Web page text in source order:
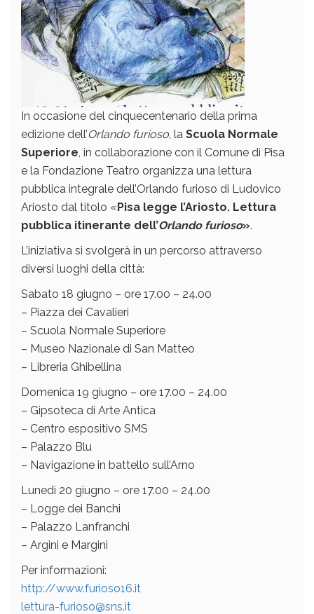
In occasione del cinquecentenario della prima
edizione dell’Orlando furioso, la Scuola Normale
Superiore, in collaborazione con il Comune di Pisa
e la Fondazione Teatro organizza una lettura
pubblica integrale dell’Orlando furioso di Ludovico
Ariosto dal titolo «Pisa legge l’Ariosto. Lettura
pubblica itinerante dell’Orlando furioso».
L’iniziativa si svolgerà in un percorso attraverso
diversi luoghi della città:
Sabato 18 giugno – ore 17.00 – 24.00
– Piazza dei Cavalieri
– Scuola Normale Superiore
– Museo Nazionale di San Matteo
– Libreria Ghibellina
Domenica 19 giugno – ore 17.00 – 24.00
– Gipsoteca di Arte Antica
– Centro espositivo SMS
– Palazzo Blu
– Navigazione in battello sull’Arno
Lunedì 20 giugno – ore 17.00 – 24.00
– Logge dei Banchi
– Palazzo Lanfranchi
– Argini e Margini
Per informazioni:
http://www.furioso16.it
lettura-furioso@sns.it